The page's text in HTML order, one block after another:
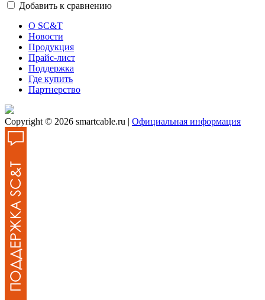
Добавить к сравнению
О SC&T
Новости
Продукция
Прайс-лист
Поддержка
Где купить
Партнерство
Copyright © 2026 smartcable.ru | Официальная информация